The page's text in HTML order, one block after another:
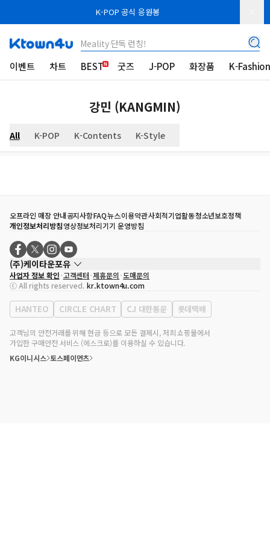
K-POP 공식 응원봉
Meality 단독 런칭!
이벤트 차트 BEST 굿즈 J-POP 화장품 K-
강민 (KANGMIN)
All K-POP K-Contents K-Style
오프라인 매장 안내공지사항FAQ뉴스이용약관사회적기업활동청소년보호정책
개인정보처리방침영상정보처리기기 운영방침
(주)케이타운포유
대표자
송효민
사업자등록번호
120-87-71116
통신판매업 신고번호 제2011-서울강남-02223
대표전화
02-552-9855
사업자 정보 확인 고객센터 제휴문의 도매문의
ⓒ All rights reserved. kr.ktown4u.com
HANTEO CIRCLE CHART CJ 대한통운 롯데택배
고객님의 안전거래를 위해 현금 등으로 모든 결제시, 저희 쇼핑몰에서
가입한 구매안전 서비스 (에스크로)를 이용하실 수 있습니다.
KG이니시스 토스페이먼츠